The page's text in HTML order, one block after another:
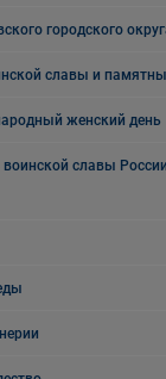
городского
славы и
женский день
славы